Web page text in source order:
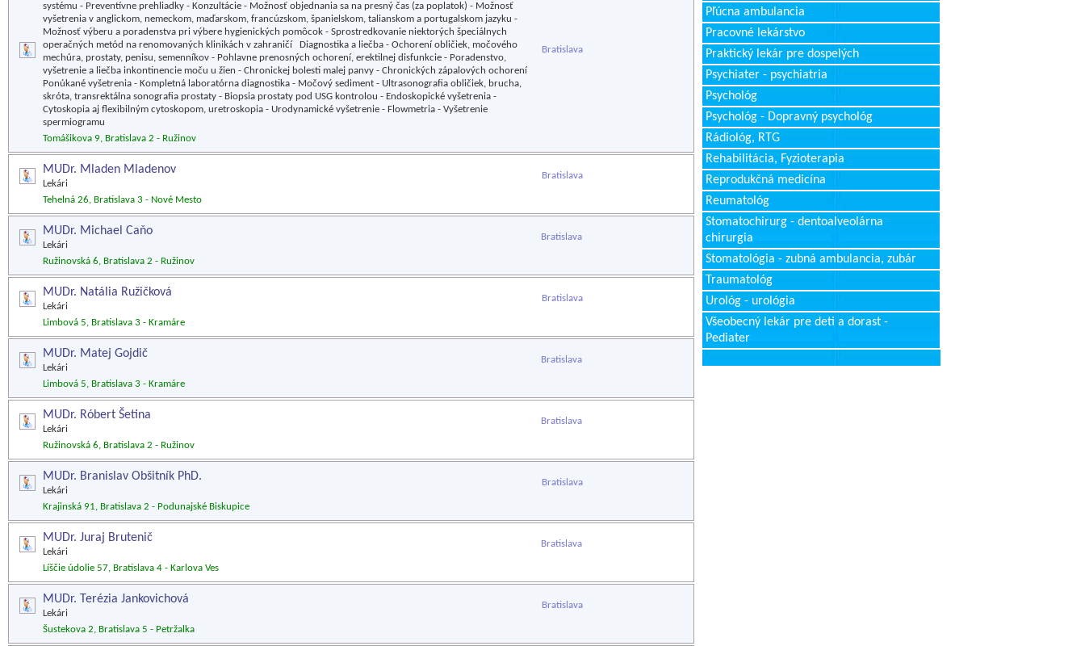
systému - Preventívne prehliadky - Konzultácie - Možnosť objednania sa na presný čas (za poplatok) - Možnosť
vyšetrenia v anglickom, nemeckom, maďarskom, francúzskom, španielskom, talianskom a portugalskom jazyku -
Možnosť výberu a poradenstva pri výbere hygienických pomôcok - Sprostredkovanie niektorých špeciálnych
operačných metód na renomovaných klinikách v zahraničí Diagnostika a liečba - Ochorení obličiek, močového
mechúra, prostaty, penisu, semenníkov - Pohlavne prenosných ochorení, erektilnej disfunkcie - Poradenstvo,
vyšetrenie a liečba inkontinencie moču u žien - Chronickej bolesti malej panvy - Chronických zápalových ochorení
Ponúkané vyšetrenia - Kompletná laboratórna diagnostika - Močový sediment - Ultrasonografia obličiek, brucha,
skróta, transrektálna sonografia prostaty - Biopsia prostaty pod USG kontrolou - Endoskopické vyšetrenia -
Cytoskopia aj flexibilným cytoskopom, uretroskopia - Urodynamické vyšetrenie - Flowmetria - Vyšetrenie
spermiogramu
Bratislava
Tomášikova 9, Bratislava 2 - Ružinov
MUDr. Mladen Mladenov
Lekári
Bratislava
Tehelná 26, Bratislava 3 - Nové Mesto
MUDr. Michael Caňo
Lekári
Bratislava
Ružinovská 6, Bratislava 2 - Ružinov
MUDr. Natália Ružičková
Lekári
Bratislava
Limbová 5, Bratislava 3 - Kramáre
MUDr. Matej Gojdič
Lekári
Bratislava
Limbová 5, Bratislava 3 - Kramáre
MUDr. Róbert Šetina
Lekári
Bratislava
Ružinovská 6, Bratislava 2 - Ružinov
MUDr. Branislav Obšitník PhD.
Lekári
Bratislava
Krajinská 91, Bratislava 2 - Podunajské Biskupice
MUDr. Juraj Brutenič
Lekári
Bratislava
Líščie údolie 57, Bratislava 4 - Karlova Ves
MUDr. Terézia Jankovichová
Lekári
Bratislava
Šustekova 2, Bratislava 5 - Petržalka
Pľúcna ambulancia
Pracovné lekárstvo
Praktický lekár pre dospelých
Psychiater - psychiatria
Psychológ
Psychológ - Dopravný psychológ
Rádiológ, RTG
Rehabilitácia, Fyzioterapia
Reprodukčná medicína
Reumatológ
Stomatochirurg - dentoalveolárna
chirurgia
Stomatológia - zubná ambulancia, zubár
Traumatológ
Urológ - urológia
Všeobecný lekár pre deti a dorast -
Pediater